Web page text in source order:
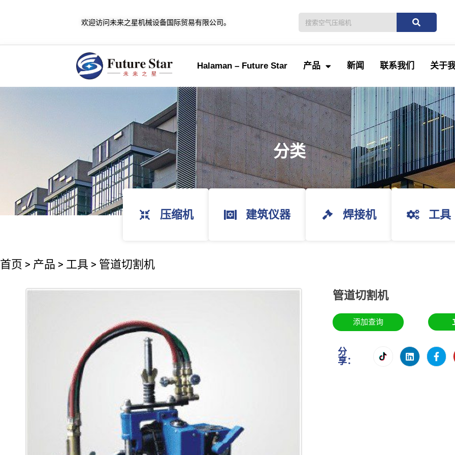
欢迎访问未来之星机械设备国际贸易有限公司。
Halaman – Future Star 产品 新闻 联系我们 关于
分类
压缩机 建筑仪器 焊接机 工具
首页 > 产品 > 工具 > 管道切割机
管道切割机
添加查询
分
享：